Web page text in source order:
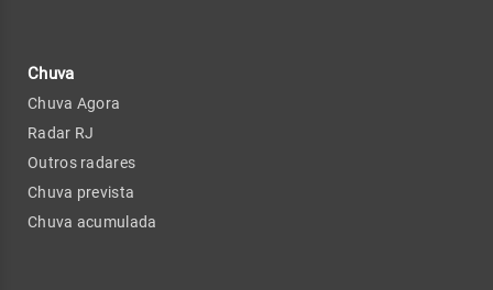
Chuva
Chuva Agora
Radar RJ
Outros radares
Chuva prevista
Chuva acumulada